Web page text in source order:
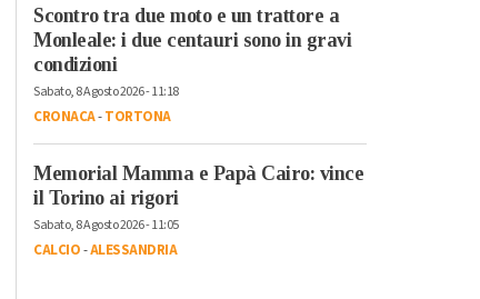
Scontro tra due moto e un trattore a
Monleale: i due centauri sono in gravi
condizioni
Sabato, 8 Agosto 2026 - 11:18
CRONACA-TORTONA
Memorial Mamma e Papà Cairo: vince
il Torino ai rigori
Sabato, 8 Agosto 2026 - 11:05
CALCIO-ALESSANDRIA